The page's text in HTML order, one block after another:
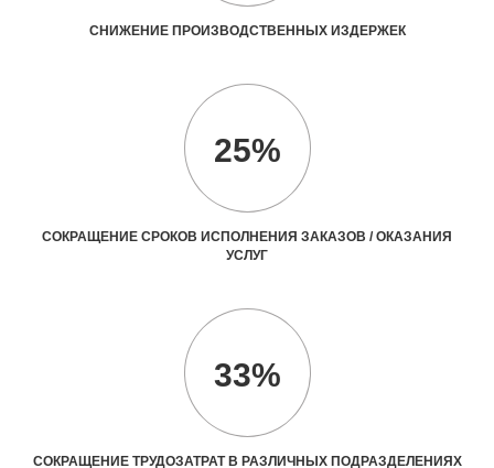
СНИЖЕНИЕ ПРОИЗВОДСТВЕННЫХ ИЗДЕРЖЕК
25%
СОКРАЩЕНИЕ СРОКОВ ИСПОЛНЕНИЯ ЗАКАЗОВ / ОКАЗАНИЯ
УСЛУГ
33%
СОКРАЩЕНИЕ ТРУДОЗАТРАТ В РАЗЛИЧНЫХ ПОДРАЗДЕЛЕНИЯХ